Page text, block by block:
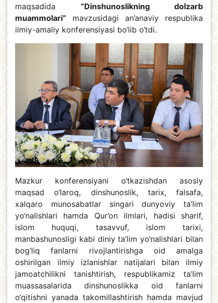
maqsadida “Dinshunoslikning dolzarb
muammolari” mavzusidagi an’anaviy respublika
ilmiy-amaliy konferensiyasi bo‘lib o‘tdi.
Mazkur konferensiyani o‘tkazishdan asosiy
maqsad o‘laroq, dinshunoslik, tarix, falsafa,
xalqaro munosabatlar singari dunyoviy ta’lim
yo‘nalishlari hamda Qur’on ilmlari, hadisi sharif,
islom huquqi, tasavvuf, islom tarixi,
manbashunosligi kabi diniy ta’lim yo‘nalishlari bilan
bog‘liq fanlarni rivojlantirishga oid amalga
oshirilgan ilmiy izlanishlar natijalari bilan ilmiy
jamoatchilikni tanishtirish, respublikamiz ta’lim
muassasalarida dinshunoslikka oid fanlarni
o‘qitishni yanada takomillashtirish hamda mavjud